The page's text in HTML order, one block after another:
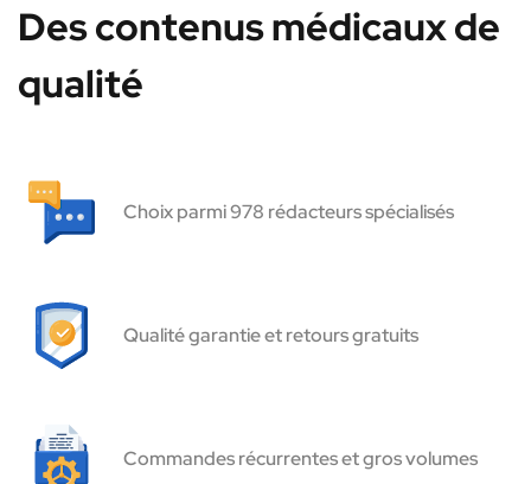
Des contenus médicaux de
qualité
Choix parmi 978 rédacteurs spécialisés
Qualité garantie et retours gratuits
Commandes récurrentes et gros volumes